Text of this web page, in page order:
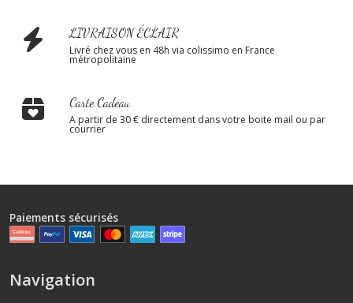
LIVRAISON ÉCLAIR
Livré chez vous en 48h via colissimo en France
métropolitaine
Carte Cadeau
A partir de 30 € directement dans votre boite mail ou par
courrier
Paiements sécurisés
Navigation